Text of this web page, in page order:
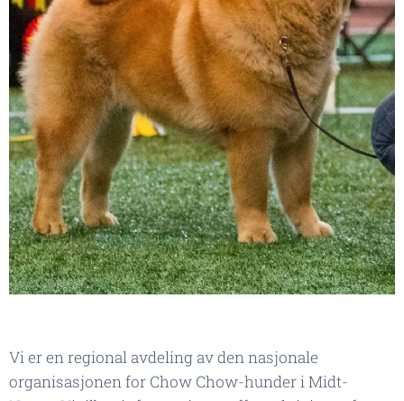
Vi er en regional avdeling av den nasjonale
organisasjonen for Chow Chow-hunder i Midt-